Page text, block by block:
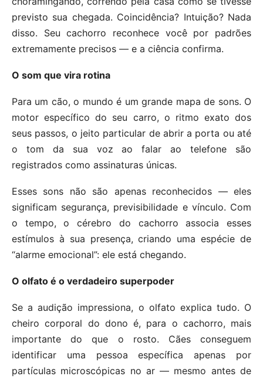
previsto sua chegada. Coincidência? Intuição? Nada
disso. Seu cachorro reconhece você por padrões
extremamente precisos — e a ciência confirma.
O som que vira rotina
Para um cão, o mundo é um grande mapa de sons. O
motor específico do seu carro, o ritmo exato dos
seus passos, o jeito particular de abrir a porta ou até
o tom da sua voz ao falar ao telefone são
registrados como assinaturas únicas.
Esses sons não são apenas reconhecidos — eles
significam segurança, previsibilidade e vínculo. Com
o tempo, o cérebro do cachorro associa esses
estímulos à sua presença, criando uma espécie de
“alarme emocional”: ele está chegando.
O olfato é o verdadeiro superpoder
Se a audição impressiona, o olfato explica tudo. O
cheiro corporal do dono é, para o cachorro, mais
importante do que o rosto. Cães conseguem
identificar uma pessoa específica apenas por
partículas microscópicas no ar — mesmo antes de